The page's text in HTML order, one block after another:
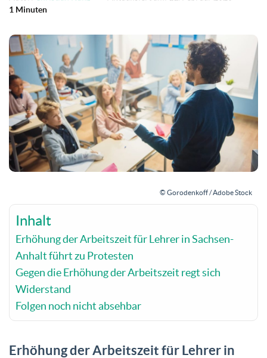
1 Minuten
© Gorodenkoff / Adobe Stock
Inhalt
Erhöhung der Arbeitszeit für Lehrer in Sachsen-
Anhalt führt zu Protesten
Gegen die Erhöhung der Arbeitszeit regt sich
Widerstand
Folgen noch nicht absehbar
Erhöhung der Arbeitszeit für Lehrer in